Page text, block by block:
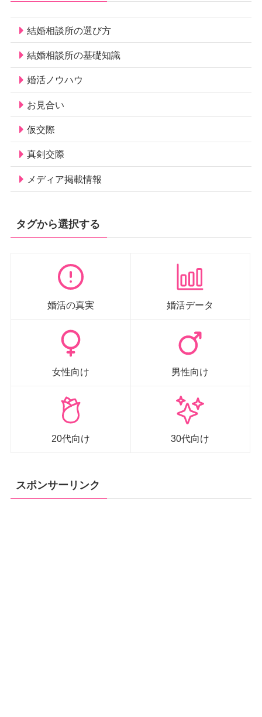
結婚相談所の選び方
結婚相談所の基礎知識
婚活ノウハウ
お見合い
仮交際
真剣交際
メディア掲載情報
タグから選択する
婚活の真実 婚活データ
女性向け 男性向け
20代向け 30代向け
スポンサーリンク